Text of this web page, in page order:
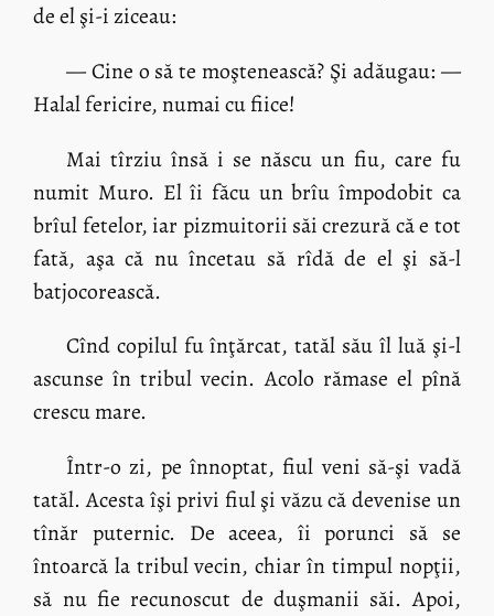
de el şi-i ziceau:
— Cine o să te moştenească? Şi adăugau: —
Halal fericire, numai cu fiice!
Mai tîrziu însă i se născu un fiu, care fu
numit Muro. El îi făcu un brîu împodobit ca
brîul fetelor, iar pizmuitorii săi crezură că e tot
fată, aşa că nu încetau să rîdă de el şi să-l
batjocorească.
Cînd copilul fu înţărcat, tatăl său îl luă şi-l
ascunse în tribul vecin. Acolo rămase el pînă
crescu mare.
Într-o zi, pe înnoptat, fiul veni să-şi vadă
tatăl. Acesta îşi privi fiul şi văzu că devenise un
tînăr puternic. De aceea, îi porunci să se
întoarcă la tribul vecin, chiar în timpul nopţii,
să nu fie recunoscut de duşmanii săi. Apoi,